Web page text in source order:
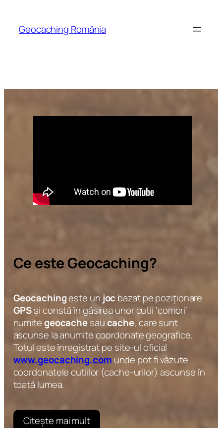
content
Geocaching România
Ce este Geocaching?
Geocachingeste un joc bazat pe poziționare
GPSși constă în găsirea unor cutii ‘comori’
numitegeocachesaucache, care sunt
ascunse la anumite coordonate geografice.
Totul este înregistrat pe site-ul oficial
www.geocaching.com unde pot fi văzute
coordonatele cutiilor (cache-urilor) ascunse în
toată lumea.
Citește mai mult